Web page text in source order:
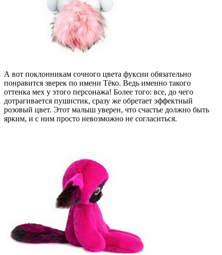
А вот поклонникам сочного цвета фуксии обязательно
понравится зверек по имени Тёко. Ведь именно такого
оттенка мех у этого персонажа! Более того: все, до чего
дотрагивается пушистик, сразу же обретает эффектный
розовый цвет. Этот малыш уверен, что счастье должно быть
ярким, и с ним просто невозможно не согласиться.